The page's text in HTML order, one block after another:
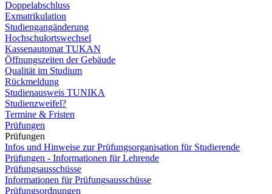
Doppelabschluss
Exmatrikulation
Studiengangänderung
Hochschulortswechsel
Kassenautomat TUKAN
Öffnungszeiten der Gebäude
Qualität im Studium
Rückmeldung
Studienausweis TUNIKA
Studienzweifel?
Termine & Fristen
Prüfungen
Prüfungen
Infos und Hinweise zur Prüfungsorganisation für Studierende
Prüfungen - Informationen für Lehrende
Prüfungsausschüsse
Informationen für Prüfungsausschüsse
Prüfungsordnungen